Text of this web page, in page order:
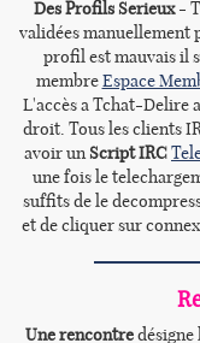
Des Profils Serieux-
validées manuellement
profil est mauvais il
membreEspace
L'accès a Tchat-Delire
droit. Tous les clients
avoir unScript IRC
une fois le
suffits de le
et de cliquer sur
Une rencontredésigne